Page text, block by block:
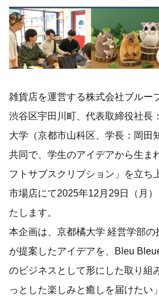
雑貨店を運営する株式会社ブルー
渋谷区宇田川町、代表取締役社長
大学（京都市山科区、学長：岡田
共同で、学生のアイデアから生ま
フトサブスクリプション」を立ち
市場店にて2025年12月29日（月
たします。
本企画は、京都橘大学 経営学部
が提案したアイデアを、Bleu
のビジネスとして形にした取り組
っとした楽しみと癒しを届けたい